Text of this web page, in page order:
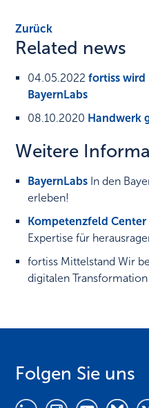
Zurück
Related news
04.05.2022 fortiss wird
BayernLabs
08.10.2020 Handwerk
Weitere
BayernLabs In den
erleben!
Kompetenzfeld
Expertise für
fortiss MittelstandWir
digitalen Transformation
Folgen Sie uns